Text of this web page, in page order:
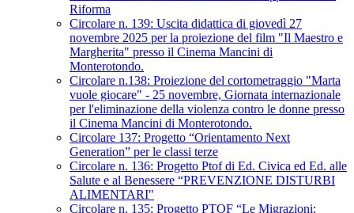
Riforma
Circolare n. 139: Uscita didattica di giovedì 27
novembre 2025 per la proiezione del film "Il Maestro e
Margherita" presso il Cinema Mancini di
Monterotondo.
Circolare n.138: Proiezione del cortometraggio "Marta
vuole giocare" - 25 novembre, Giornata internazionale
per l'eliminazione della violenza contro le donne presso
il Cinema Mancini di Monterotondo.
Circolare 137: Progetto “Orientamento Next
Generation” per le classi terze
Circolare n. 136: Progetto Ptof di Ed. Civica ed Ed. alle
Salute e al Benessere “PREVENZIONE DISTURBI
ALIMENTARI"
Circolare n. 135: Progetto PTOF “Le Migrazioni: